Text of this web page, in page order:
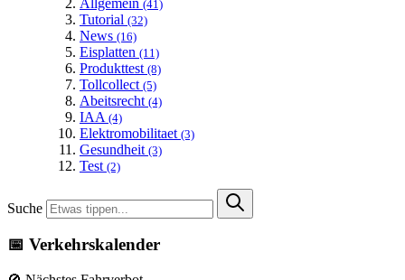
(41)
Tutorial (32)
News (16)
Eisplatten (11)
Produkttest (8)
Tollcollect (5)
Abeitsrecht (4)
IAA (4)
Elektromobilitaet (3)
Gesundheit (3)
Test (2)
Suche
📅 Verkehrskalender